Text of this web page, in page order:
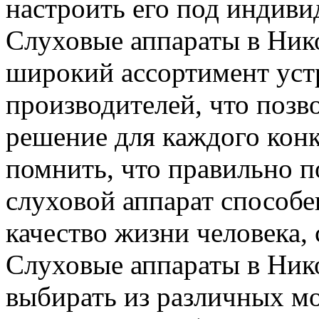
настроить его под
Слуховые аппараты в
широкий ассортимент
производителей, что
решение для каждого
помнить, что правильно
слуховой аппарат
качество жизни
Слуховые аппараты в
выбирать из различных